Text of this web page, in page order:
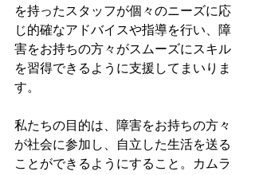
を持ったスタッフが個々のニーズに応
じ的確なアドバイスや指導を行い、障
害をお持ちの方々がスムーズにスキル
を習得できるように支援してまいりま
す。
私たちの目的は、障害をお持ちの方々
が社会に参加し、自立した生活を送る
ことができるようにすること。カムラ